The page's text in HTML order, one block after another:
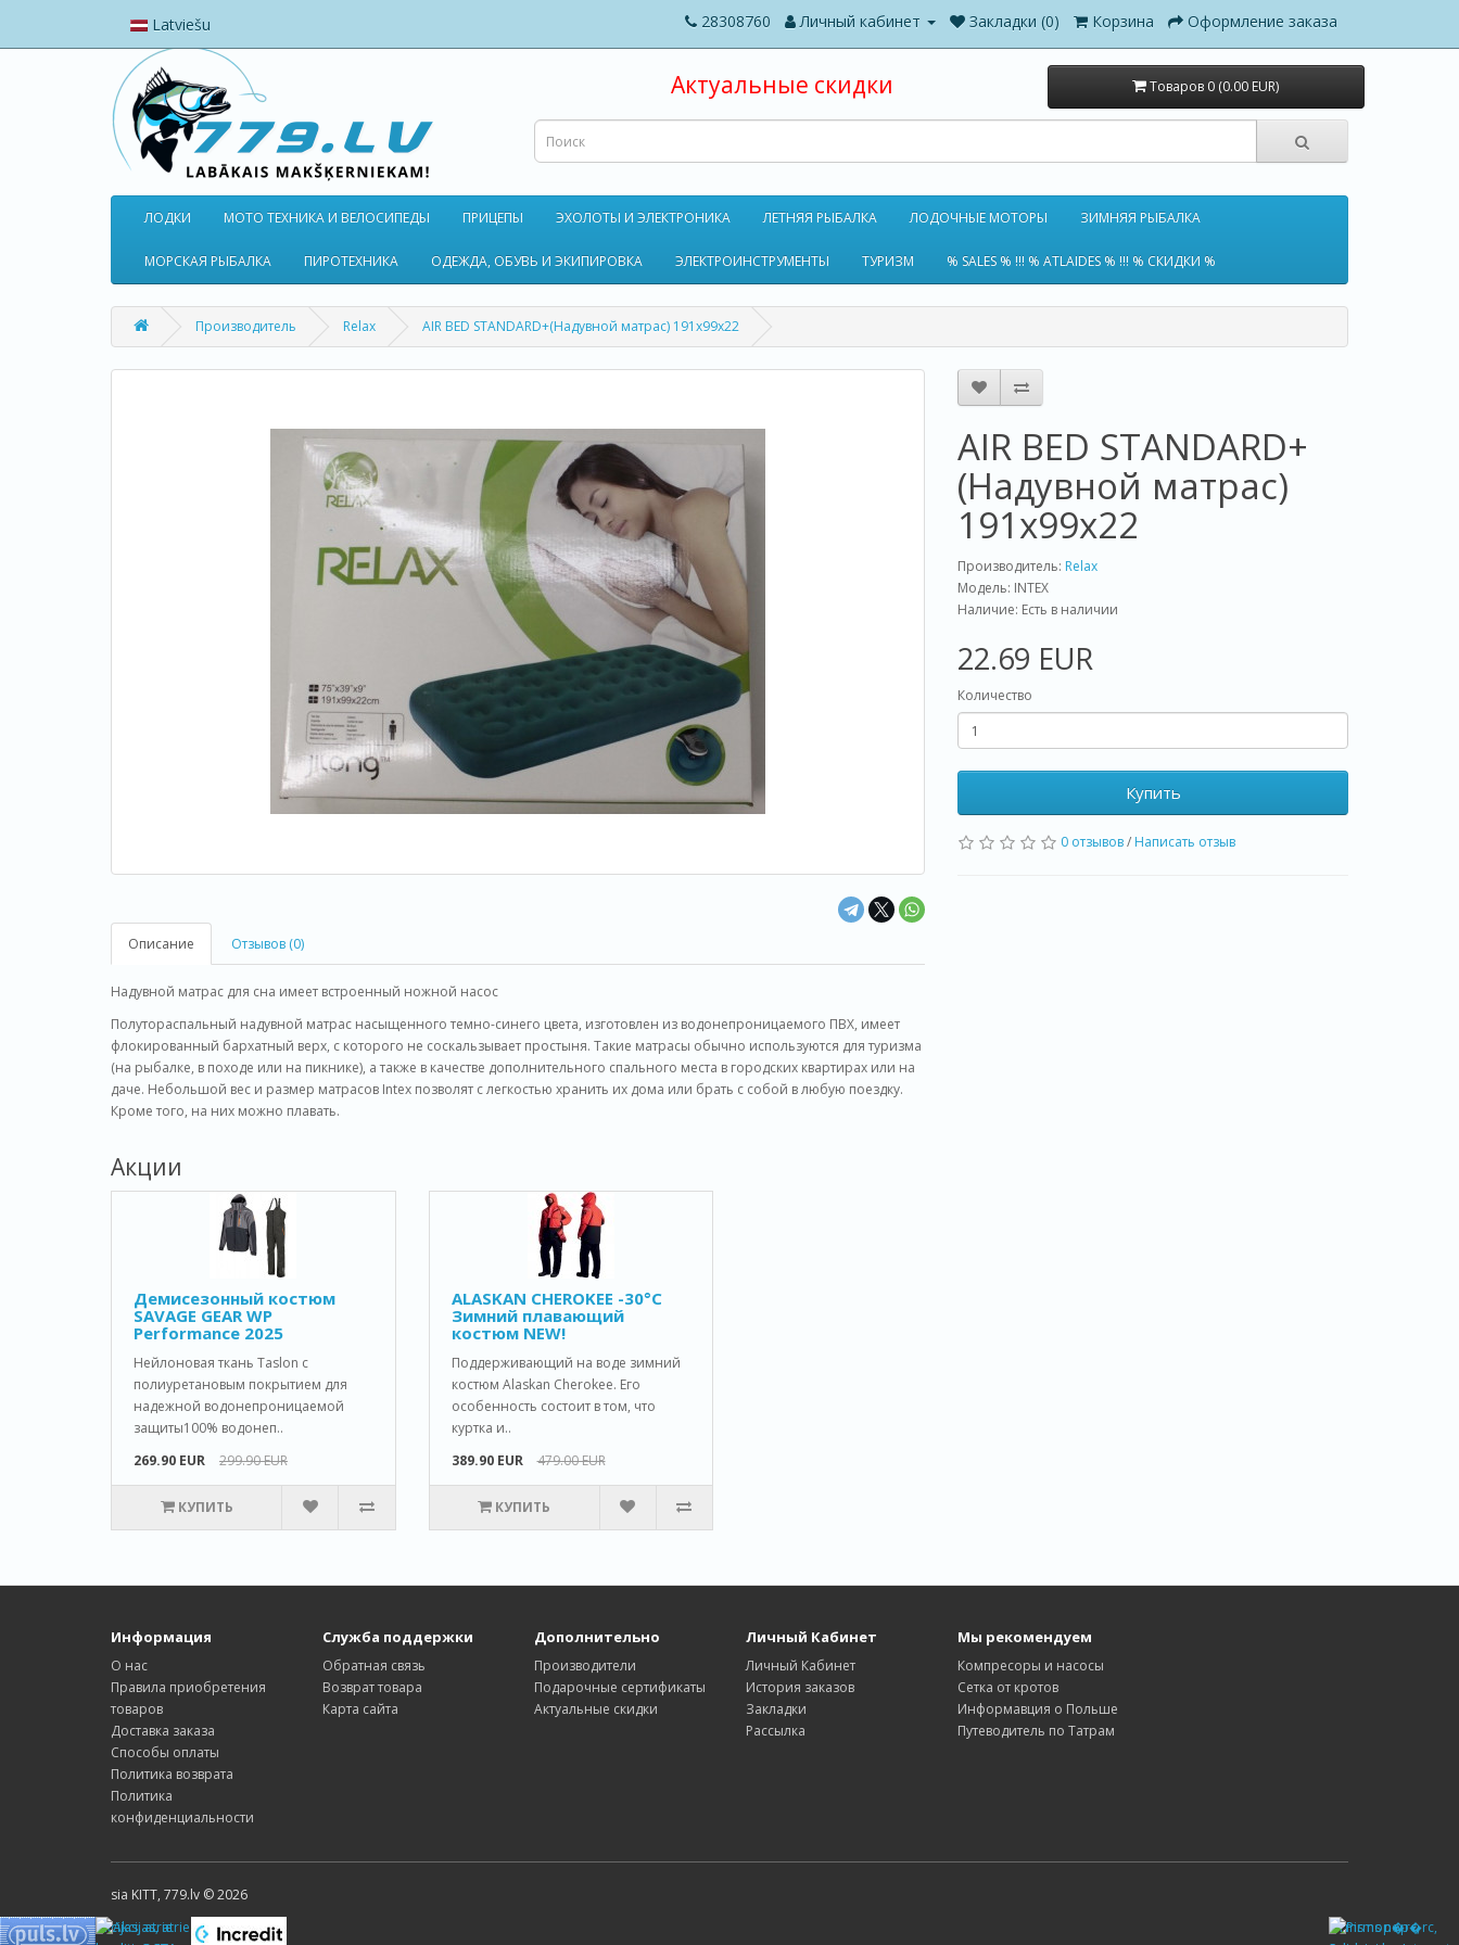
Latviešu 28308760 Личный кабинет Закладки (0) Корзина Оформление заказа
Актуальные скидки Товаров 0 (0.00 EUR)
ЛОДКИ МОТО ТЕХНИКА И ВЕЛОСИПЕДЫ ПРИЦЕПЫ ЭХОЛОТЫ И ЭЛЕКТРОНИКА ЛЕТНЯЯ РЫБАЛКА ЛОДОЧНЫЕ МОТОРЫ ЗИМНЯЯ РЫБАЛКА
МОРСКАЯ РЫБАЛКА ПИРОТЕХНИКА ОДЕЖДА, ОБУВЬ И ЭКИПИРОВКА ЭЛЕКТРОИНСТРУМЕНТЫ ТУРИЗМ % SALES % !!! % ATLAIDES % !!! % СКИДКИ %
Производитель Relax AIR BED STANDARD+(Надувной матрас) 191x99x22
Описание Отзывов (0)
Надувной матрас для сна имеет встроенный ножной насос
Полутораспальный надувной матрас насыщенного темно-синего цвета, изготовлен из водонепроницаемого ПВХ, имеет
флокированный бархатный верх, с которого не соскальзывает простыня. Такие матрасы обычно используются для туризма
(на рыбалке, в походе или на пикнике), а также в качестве дополнительного спального места в городских квартирах или на
даче. Небольшой вес и размер матрасов Intex позволят с легкостью хранить их дома или брать с собой в любую поездку.
Кроме того, на них можно плавать.
AIR BED STANDARD+
(Надувной матрас)
191x99x22
Производитель: Relax
Модель: INTEX
Наличие: Есть в наличии
22.69 EUR
Количество
Купить
0 отзывов/ Написать отзыв
Акции
Демисезонный костюм
SAVAGE GEAR WP
Performance 2025
Нейлоновая ткань Taslon с
полиуретановым покрытием для
надежной водонепроницаемой
защиты100% водонеп..
269.90 EUR
299.90 EUR
КУПИТЬ
ALASKAN CHEROKEE -30°C
Зимний плавающий
костюм NEW!
Поддерживающий на воде зимний
костюм Alaskan Cherokee. Его
особенность состоит в том, что
куртка и..
389.90 EUR
479.00 EUR
КУПИТЬ
Информация
О нас
Правила приобретения
товаров
Доставка заказa
Способы оплаты
Политика возвратa
Политика
конфиденциальности
Служба поддержки
Обратная связь
Возврат товара
Карта сайта
Дополнительно
Производители
Подарочные сертификаты
Актуальные скидки
Личный Кабинет
Личный Кабинет
История заказов
Закладки
Рассылка
Мы рекомендуем
Компресоры и насосы
Сетка от кротов
Информавция о Польше
Путеводитель по Татрам
sia KITT, 779.lv © 2026
Pirms nop�rc,
Akcijas, atrie